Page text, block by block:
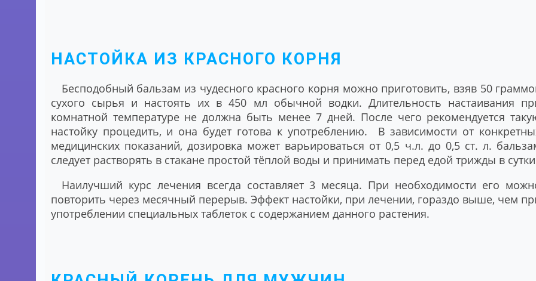
НАСТОЙКА ИЗ КРАСНОГО КОРНЯ
Бесподобный бальзам из чудесного красного корня можно приготовить, взяв 50
сухого сырья и настоять их в 450 мл обычной водки. Длительность настаивания
комнатной температуре не должна быть менее 7 дней. После чего рекомендуется
настойку процедить, и она будет готова к употреблению. В зависимости от
медицинских показаний, дозировка может варьироваться от 0,5 ч.л. до 0,5 ст. л.
следует растворять в стакане простой тёплой воды и принимать перед едой трижды в
Наилучший курс лечения всегда составляет 3 месяца. При необходимости его
повторить через месячный перерыв. Эффект настойки, при лечении, гораздо выше, чем
употреблении специальных таблеток с содержанием данного растения.